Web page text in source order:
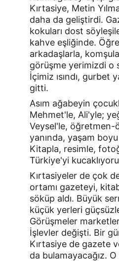
Kırtasiye, Metin
daha da geliştirdi.
kokuları dost
kahve eşliğinde.
arkadaşlarla,
görüşme yerimizdi o
İçimiz ısındı, gurbet
gitti.
Asım ağabeyin
Mehmet'le, Ali'yle;
Veysel'le, öğretmen-
yanında, yaşam
Kitapla, resimle,
Türkiye'yi
Kırtasiyeler de çok
ortamı gazeteyi,
söküp aldı. Büyük
küçük yerleri
Görüşmeler
İşlevler değişti. Bir
Kırtasiye de gazete
da bulamayacağız. O